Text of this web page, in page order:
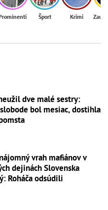
Šport Krimi
dve malé sestry:
slobode bol mesiac, dostihla
vrah mafiánov v
dejinách Slovenska
Roháča odsúdili